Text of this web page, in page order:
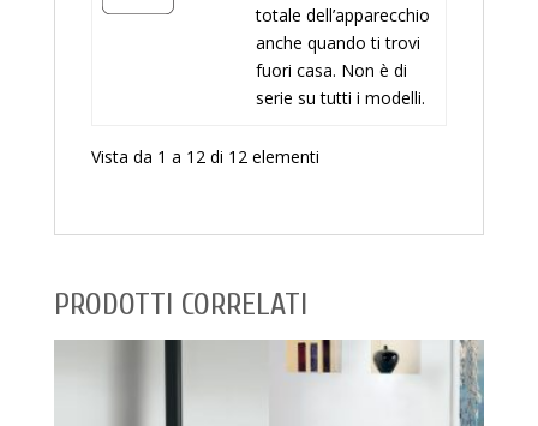
totale dell’apparecchio
anche quando ti trovi
fuori casa. Non è di
serie su tutti i modelli.
Vista da 1 a 12 di 12 elementi
PRODOTTI CORRELATI